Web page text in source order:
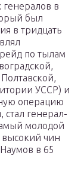
в
был
в тридцать
по тылам
УССР) и
операцию
генерал-
молодой
высокий чин
в 65